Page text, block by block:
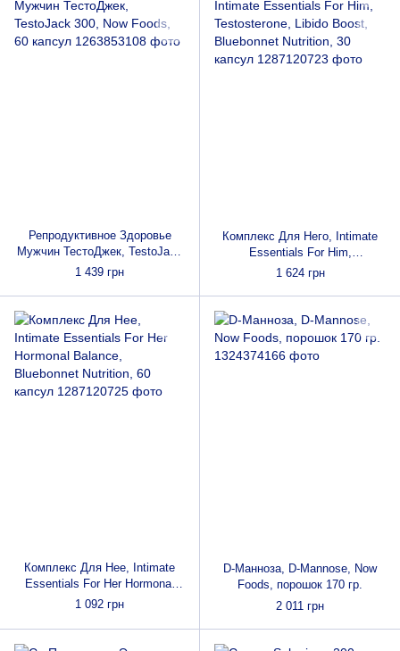
Репродуктивное Здоровье
Мужчин ТестоДжек, TestoJack
300, Now Foods, 60 капсул
1 439 грн
Комплекс Для Него, Intimate
Essentials For Him,
Testosterone, Libido Boost,
1 624 грн
Комплекс Для Нее, Intimate
Essentials For Her Hormonal
Balance, Bluebonnet Nutrition,
1 092 грн
D-Манноза, D-Mannose, Now
Foods, порошок 170 гр.
2 011 грн